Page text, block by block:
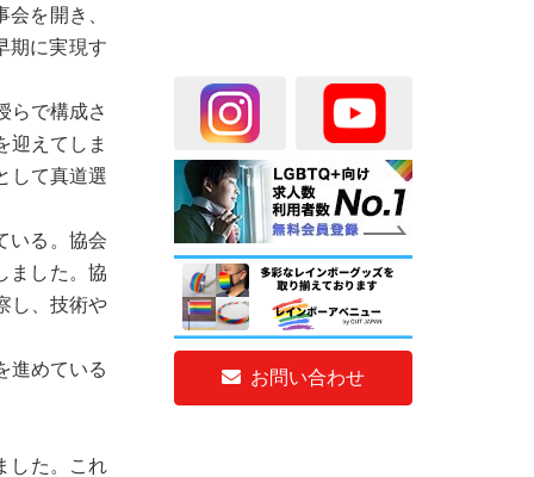
お問い合わせ
を開き、
期に実現す
らで構成さ
迎えてしま
して真道選
いる。協会
ました。協
し、技術や
進めている
した。これ